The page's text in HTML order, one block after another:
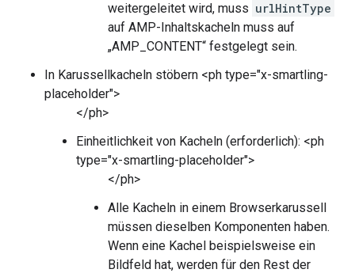
weitergeleitet wird, muss urlHintType
auf AMP-Inhaltskacheln muss auf
„AMP_CONTENT“ festgelegt sein.
In Karussellkacheln stöbern <ph type="x-smartling-
placeholder">
</ph>
Einheitlichkeit von Kacheln (erforderlich): <ph
type="x-smartling-placeholder">
</ph>
Alle Kacheln in einem Browserkarussell
müssen dieselben Komponenten haben.
Wenn eine Kachel beispielsweise ein
Bildfeld hat, werden für den Rest der